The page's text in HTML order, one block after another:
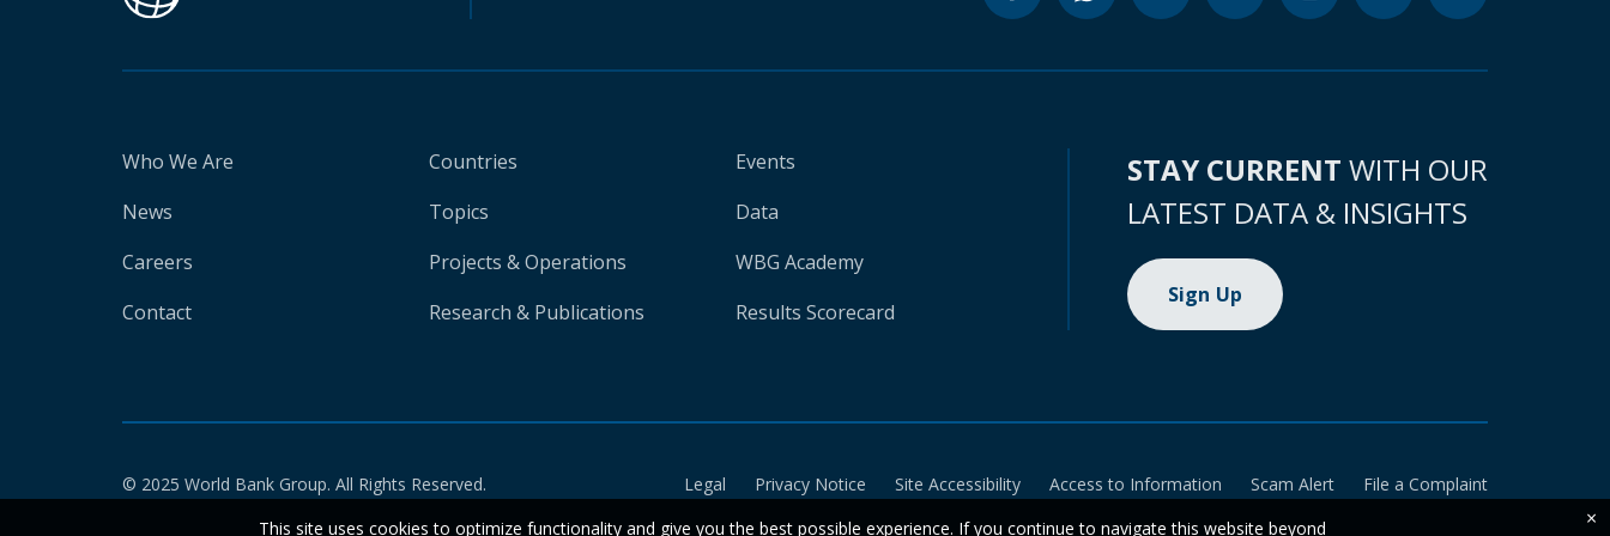
Who We Are
News
Careers
Contact
Countries
Topics
Projects & Operations
Research & Publications
Events
Data
WBG Academy
Results Scorecard
STAY CURRENT WITH OUR
LATEST DATA & INSIGHTS
Sign Up
© 2025 World Bank Group. All Rights Reserved. Legal Privacy Notice Site Accessibility Access to Information Scam Alert
File a Complaint
This site uses cookies to optimize functionality and give you the best possible experience. If you continue to navigate this website beyond
×